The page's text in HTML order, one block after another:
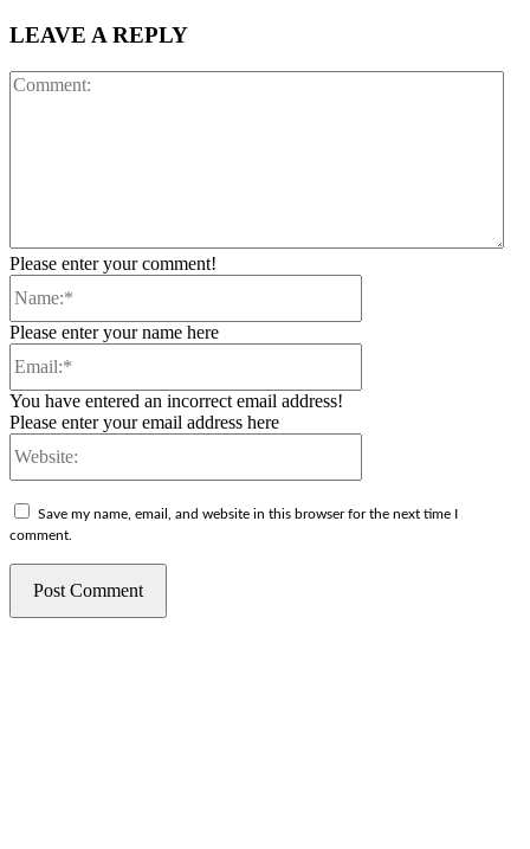
LEAVE A REPLY
Please enter your comment!
Please enter your name here
You have entered an incorrect email address!
Please enter your email address here
Save my name, email, and website in this browser for the next time I
comment.